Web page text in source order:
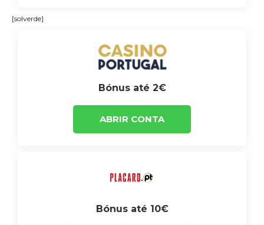
[solverde]
Bónus até 2€
ABRIR CONTA
Bónus até 10€